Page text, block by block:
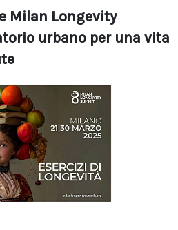
Milan Longevity
urbano per una vita